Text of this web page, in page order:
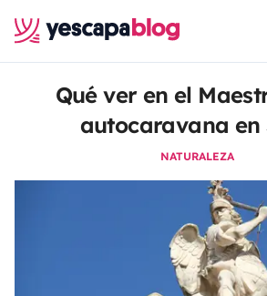
Qué ver en el
autocaravana en
NATURALEZA